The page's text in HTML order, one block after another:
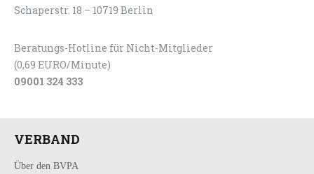
Schaperstr. 18 – 10719 Berlin
Beratungs-Hotline für Nicht-Mitglieder
(0,69 EURO/Minute)
09001 324 333
VERBAND
Über den BVPA